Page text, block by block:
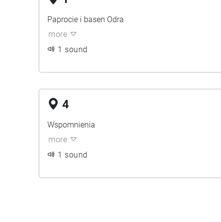
Paprocie i basen Odra
more
1 sound
4
Wspomnienia
more
1 sound